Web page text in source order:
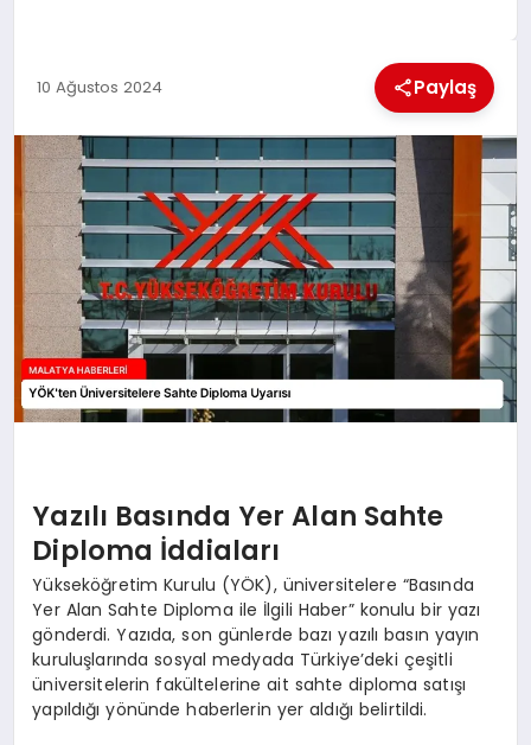
EKONOMI
MAGAZIN
SAĞLIK
SIYASET
SPOR
10 Ağustos 2024 Paylaş
Yazılı Basında Yer Alan Sahte
Diploma İddiaları
Yükseköğretim Kurulu (YÖK), üniversitelere “Basında
Yer Alan Sahte Diploma ile İlgili Haber” konulu bir yazı
gönderdi. Yazıda, son günlerde bazı yazılı basın yayın
kuruluşlarında sosyal medyada Türkiye’deki çeşitli
üniversitelerin fakültelerine ait sahte diploma satışı
yapıldığı yönünde haberlerin yer aldığı belirtildi.